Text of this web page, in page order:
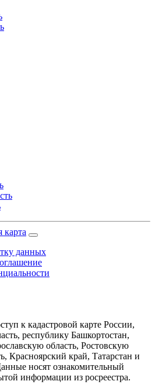
данных
к кадастровой карте России,
республику Башкортостан,
область, Ростовскую
Красноярский край, Татарстан и
носят ознакомительный
информации из росреестра.